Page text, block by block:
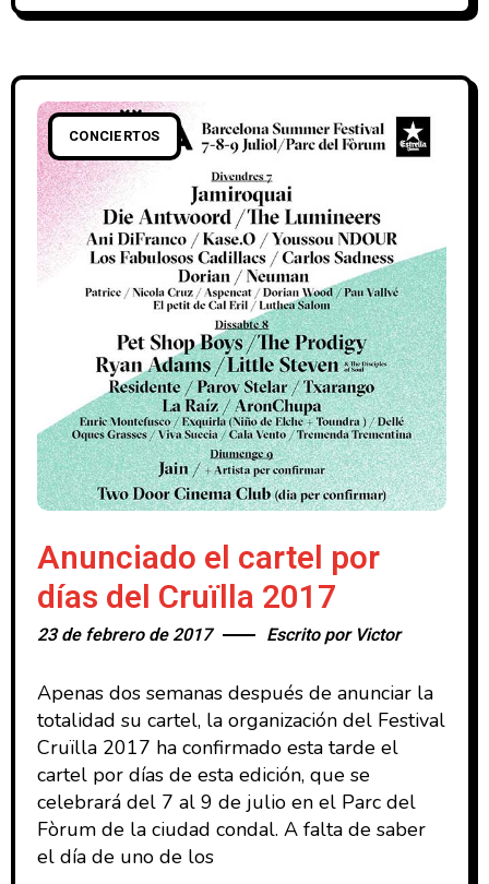
CONCIERTOS
Anunciado el cartel por
días del Cruïlla 2017
23 de febrero de 2017 Escrito por Victor
Apenas dos semanas después de anunciar la
totalidad su cartel, la organización del Festival
Cruïlla 2017 ha confirmado esta tarde el
cartel por días de esta edición, que se
celebrará del 7 al 9 de julio en el Parc del
Fòrum de la ciudad condal. A falta de saber
el día de uno de los